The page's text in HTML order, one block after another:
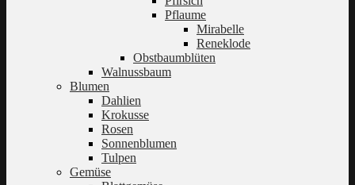
Pflaume
Mirabelle
Reneklode
Obstbaumblüten
Walnussbaum
Blumen
Dahlien
Krokusse
Rosen
Sonnenblumen
Tulpen
Gemüse